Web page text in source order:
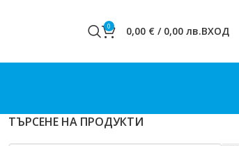
0 0,00 € / 0,00 лв.ВХОД
ТЪРСЕНЕ НА ПРОДУКТИ